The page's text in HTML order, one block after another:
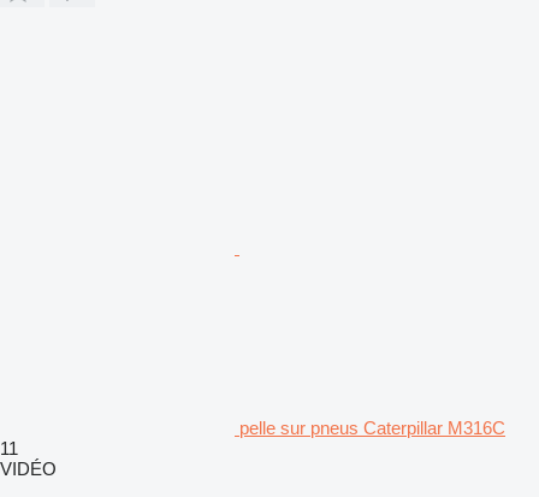
pelle sur pneus Caterpillar M316C
11
VIDÉO